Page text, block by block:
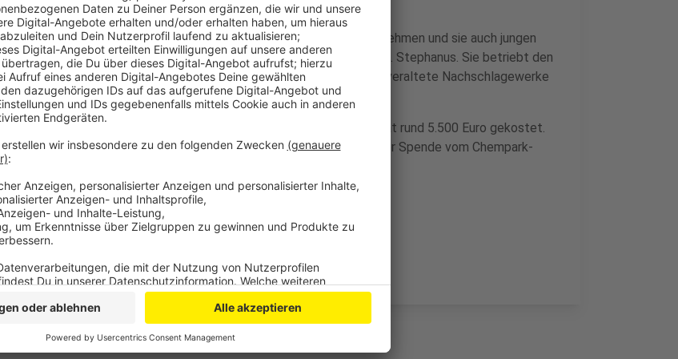
Dabei sollte man sich fragen,ob man sie selbst mit nach Hause nehmen und sie auch jungen
Menschen zu lesen geben würde, so ein Sprecher der Bücherei St. Stephanus. Sie betriebt den
neuen Bücherschrank. Für beschädigte Bücher und so etwas wie veraltete Nachschlagewerke
sei kein Platz.
Der Metallschrank mit Glastüren ist etwa zwei Meter hoch und hat rund 5.500 Euro gekostet.
Finanziert wurde das Ganze über Fördermittel für Hitdorf und einer Spende vom Chempark-
Anzeige